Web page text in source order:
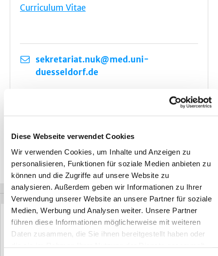
Diese Webseite verwendet Cookies
Wir verwenden Cookies, um Inhalte und Anzeigen zu
personalisieren, Funktionen für soziale Medien anbieten zu
können und die Zugriffe auf unsere Website zu
analysieren. Außerdem geben wir Informationen zu Ihrer
Verwendung unserer Website an unsere Partner für soziale
Medien, Werbung und Analysen weiter. Unsere Partner
führen diese Informationen möglicherweise mit weiteren
Daten zusammen, die Sie ihnen bereitgestellt haben oder
Curriculum Vitae
sekretariat.nuk@med.uni-
duesseldorf.de
+49 (0)211-81-18540 (Sekretariat 1)
Kontakt + Terminvergabe